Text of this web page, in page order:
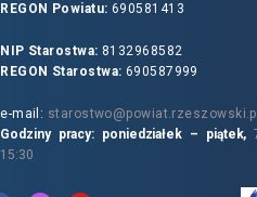
REGON Powiatu: 690581413
NIP Starostwa: 8132968582
REGON Starostwa: 690587999
e-mail: starostwo@powiat.rzeszowski.pl
Godziny pracy: poniedziałek – piątek,
15:30